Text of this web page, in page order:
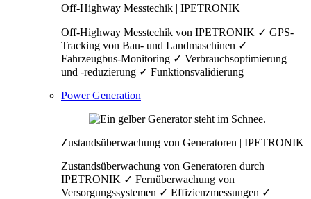
Off-Highway Messtechik | IPETRONIK
Off-Highway Messtechik von IPETRONIK ✓ GPS-
Tracking von Bau- und Landmaschinen ✓
Fahrzeugbus-Monitoring ✓ Verbrauchsoptimierung
und -reduzierung ✓ Funktionsvalidierung
Power Generation
Zustandsüberwachung von Generatoren | IPETRONIK
Zustandsüberwachung von Generatoren durch
IPETRONIK ✓ Fernüberwachung von
Versorgungssystemen ✓ Effizienzmessungen ✓